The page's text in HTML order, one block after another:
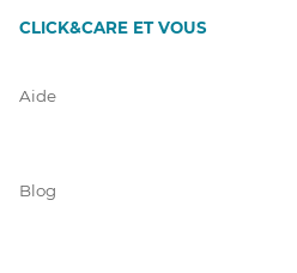
CLICK&CARE ET VOUS
Aide
Blog